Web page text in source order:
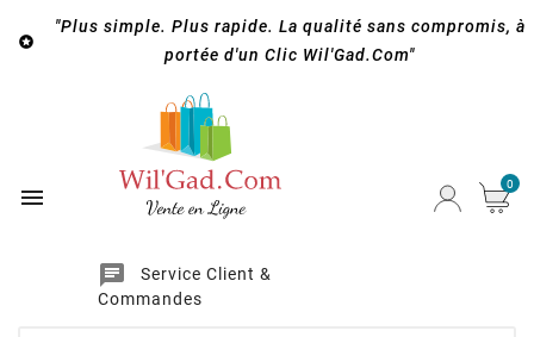

"Plus simple. Plus rapide. La qualité sans compromis, à
portée d'un Clic Wil'Gad.Com"

chat
Service Client &
Commandes
0